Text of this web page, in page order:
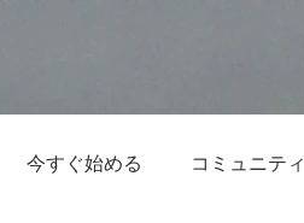
今すぐ始める コミュニティ